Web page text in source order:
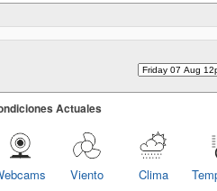
Actuales
Clima
Viento